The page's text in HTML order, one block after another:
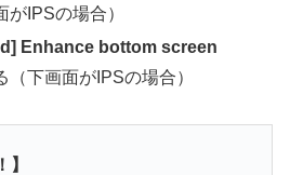
IPSの場合）
Enhance bottom screen
（下画面がIPSの場合）
】